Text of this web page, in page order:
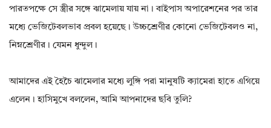
পারতপক্ষে সে স্ত্রীর সঙ্গে ঝামেলায় যায় না। বাইপাস অপারেশনের পর তার
মধ্যে ভেজিটেবলভাব প্রবল হয়েছে। উচ্চশ্রেণীর কোনো ভেজিটেবলও না,
নিম্নশ্রেণীর। যেমন ধুন্দুল।
আমাদের এই হৈচৈ ঝামেলার মধ্যে লুঙ্গি পরা মানুষটি ক্যামেরা হাতে এগিয়ে
এলেন। হাসিমুখে বললেন, আমি আপনাদের ছবি তুলি?